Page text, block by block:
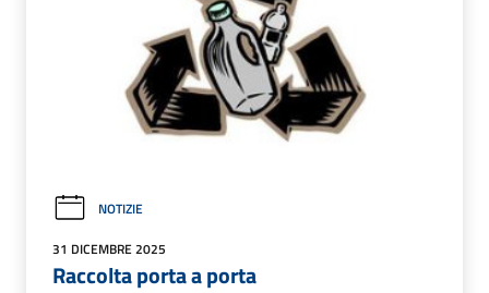
NOTIZIE
31 DICEMBRE 2025
Raccolta porta a porta